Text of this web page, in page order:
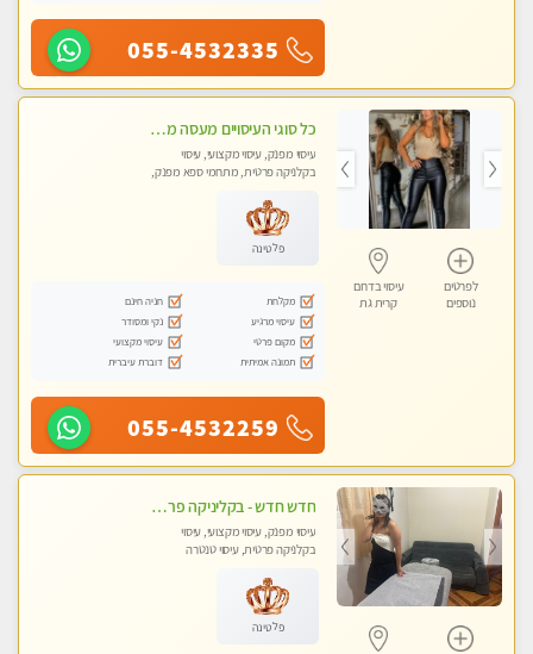
055-4532335
לפרטים
נוספים
עיסוי בדרום
קרית גת
כל סוגי העיסויים מעסה מקצועית ואיכותית פרטי!!!בבאר שבע
עיסוי מפנק, עיסוי מקצועי, עיסוי
בקלניקה פרטית, מתחמי ספא מפנק,
פלטינה
מקלחת
חניה חינם
עיסוי מרגיע
נקי ומסודר
מקום פרטי
עיסוי מקצועי
תמונה אמיתית
דוברת עיברית
055-4532259
חדש חדש - בקליניקה פרטית בקרית גת עיסוי לחידוש אנרגיות עיסוי חלומי מומלץ מאוד !
עיסוי מפנק, עיסוי מקצועי, עיסוי
בקלניקה פרטית, עיסוי טנטרה
פלטינה